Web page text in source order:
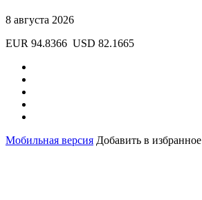
8 августа 2026
EUR 94.8366 USD 82.1665
Мобильная версия Добавить в избранное